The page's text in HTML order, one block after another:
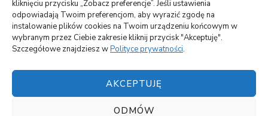
kliknięciu przycisku „Zobacz preferencje”. Jeśli ustawienia
odpowiadają Twoim preferencjom, aby wyrazić zgodę na
instalowanie plików cookies na Twoim urządzeniu końcowym w
wybranym przez Ciebie zakresie kliknij przycisk "Akceptuję".
Szczegółowe znajdziesz wPolityce prywatności.
AKCEPTUJĘ
ODMÓW
Jakie atrakcje można zobaczyć na Mazurach
BUDOWNICTWO, PRZEMYSŁ
Czemu lokata w panele solarne się opłaca?